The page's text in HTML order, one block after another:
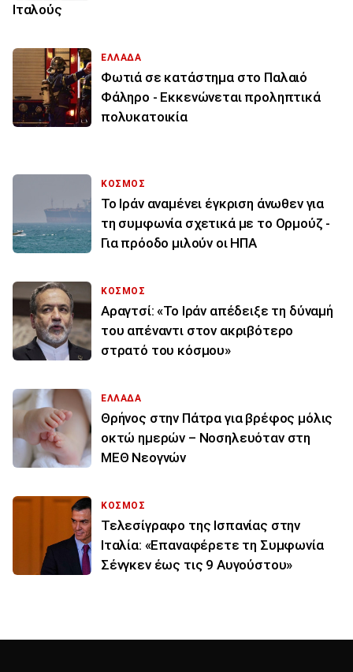
Ιταλούς
ΕΛΛΑΔΑ
Φωτιά σε κατάστημα στο Παλαιό
Φάληρο - Εκκενώνεται προληπτικά
πολυκατοικία
ΚΟΣΜΟΣ
Το Ιράν αναμένει έγκριση άνωθεν για
τη συμφωνία σχετικά με το Ορμούζ -
Για πρόοδο μιλούν οι ΗΠΑ
ΚΟΣΜΟΣ
Αραγτσί: «Το Ιράν απέδειξε τη δύναμή
του απέναντι στον ακριβότερο
στρατό του κόσμου»
ΕΛΛΑΔΑ
Θρήνος στην Πάτρα για βρέφος μόλις
οκτώ ημερών – Νοσηλευόταν στη
ΜΕΘ Νεογνών
ΚΟΣΜΟΣ
Τελεσίγραφο της Ισπανίας στην
Ιταλία: «Επαναφέρετε τη Συμφωνία
Σένγκεν έως τις 9 Αυγούστου»